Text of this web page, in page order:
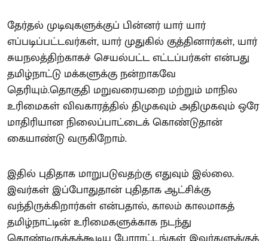
தேர்தல் முடிவுகளுக்குப் பின்னர் யார் யார்
எப்படிப்பட்டவர்கள், யார் முதுகில் குத்தினார்கள், யார்
சுயநலத்திற்காகச் செயல்பட்ட எட்டப்பர்கள் என்பது
தமிழ்நாட்டு மக்களுக்கு நன்றாகவே
தெரியும்.தொகுதி மறுவரையறை மற்றும் மாநில
உரிமைகள் விவகாரத்தில் திமுகவும் அதிமுகவும் ஒரே
மாதிரியான நிலைப்பாட்டைக் கொண்டுதான்
கையாண்டு வருகிறோம்.
இதில் புதிதாக மாறுபடுவதற்கு எதுவும் இல்லை.
இவர்கள் இப்போதுதான் புதிதாக ஆட்சிக்கு
வந்திருக்கிறார்கள் என்பதால், காலம் காலமாகத்
தமிழ்நாட்டின் உரிமைகளுக்காக நடந்து